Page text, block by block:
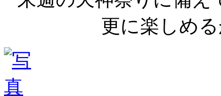
更に楽しめ